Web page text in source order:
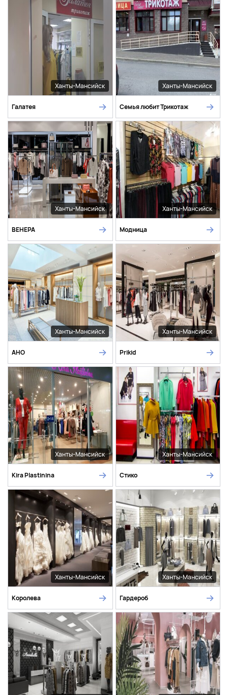
Ханты-Мансийск
Галатея
Ханты-Мансийск
Семья любит Трикотаж
Ханты-Мансийск
ВЕНЕРА
Ханты-Мансийск
Модница
Ханты-Мансийск
АНО
Ханты-Мансийск
Prikid
Ханты-Мансийск
Kira Plastinina
Ханты-Мансийск
Стико
Ханты-Мансийск
Королева
Ханты-Мансийск
Гардероб